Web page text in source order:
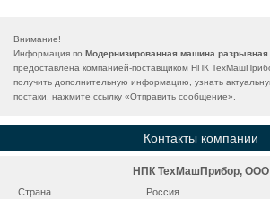
Внимание!
Информация по Модернизированная машина разрывная
предоставлена компанией-поставщиком НПК
получить дополнительную информацию, узнать
постаки, нажмите ссылку «Отправить сообщение».
Контакты компании
НПК ТехМашПрибор, ООО
Страна
Россия